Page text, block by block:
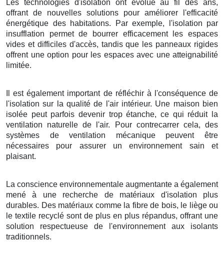
Les technologies d'isolation ont évolué au fil des ans,
offrant de nouvelles solutions pour améliorer l'efficacité
énergétique des habitations. Par exemple, l'isolation par
insufflation permet de bourrer efficacement les espaces
vides et difficiles d'accès, tandis que les panneaux rigides
offrent une option pour les espaces avec une atteignabilité
limitée.
Il est également important de réfléchir à l'conséquence de
l'isolation sur la qualité de l'air intérieur. Une maison bien
isolée peut parfois devenir trop étanche, ce qui réduit la
ventilation naturelle de l'air. Pour contrecarrer cela, des
systèmes de ventilation mécanique peuvent être
nécessaires pour assurer un environnement sain et
plaisant.
La conscience environnementale augmentante a également
mené à une recherche de matériaux d'isolation plus
durables. Des matériaux comme la fibre de bois, le liège ou
le textile recyclé sont de plus en plus répandus, offrant une
solution respectueuse de l'environnement aux isolants
traditionnels.